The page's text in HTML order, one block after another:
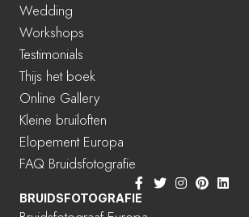
Wedding
Workshops
Testimonials
Thijs het boek
Online Gallery
Kleine bruiloften
Elopement Europa
FAQ Bruidsfotografie
BRUIDSFOTOGRAFIE